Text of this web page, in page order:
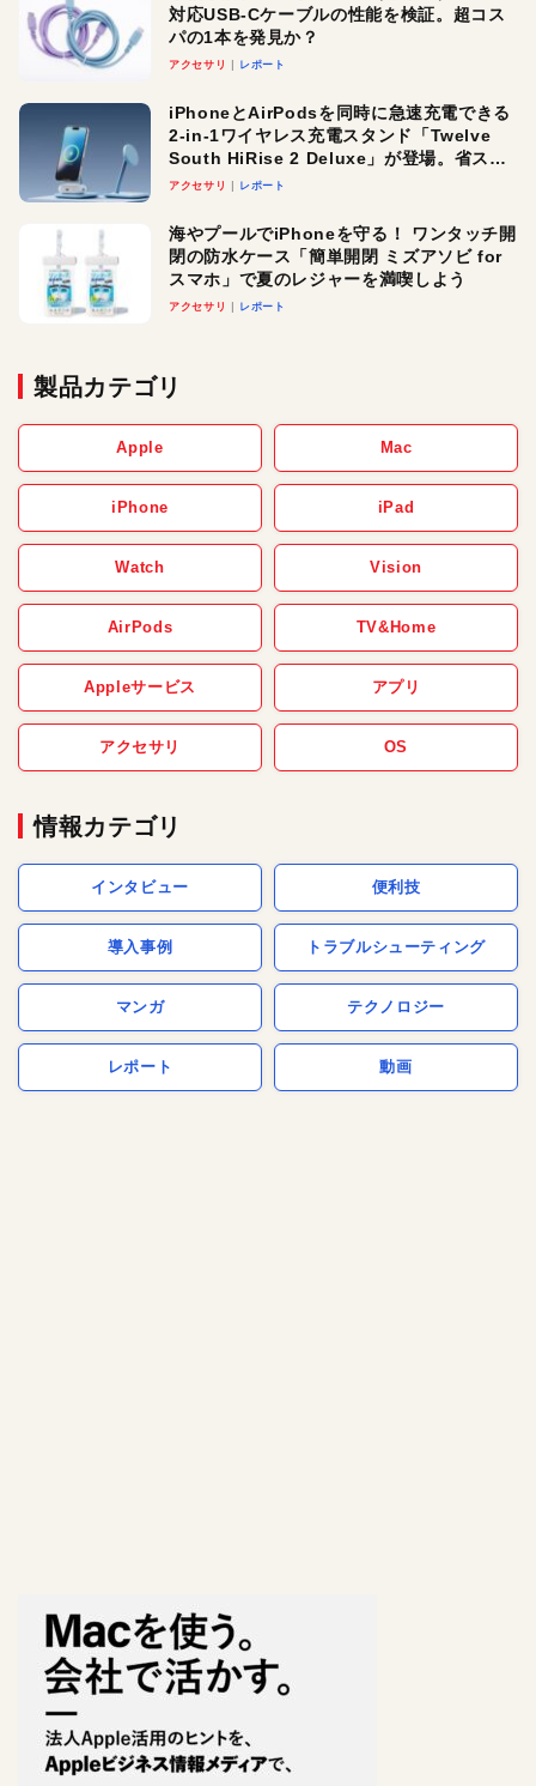
対応USB-Cケーブルの性能を検証。超コス
パの1本を発見か？
アクセサリ レポート
iPhoneとAirPodsを同時に急速充電できる
2-in-1ワイヤレス充電スタンド「Twelve
South HiRise 2 Deluxe」が登場。省スペ
ースでおしゃれに充電したい人にオスス
アクセサリ レポート
海やプールでiPhoneを守る！ ワンタッチ開
閉の防水ケース「簡単開閉 ミズアソビ for
スマホ」で夏のレジャーを満喫しよう
アクセサリ レポート
製品カテゴリ
Apple Mac
iPhone iPad
Watch Vision
AirPods TV&Home
Appleサービス アプリ
アクセサリ OS
情報カテゴリ
インタビュー 便利技
導入事例 トラブルシューティング
マンガ テクノロジー
レポート 動画